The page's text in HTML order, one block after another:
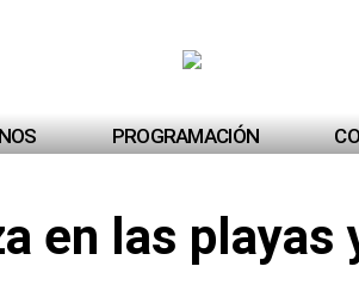
PROGRAMACIÓN
en las playas